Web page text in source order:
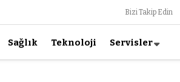
Bizi Takip Edin
Sağlık Teknoloji Servisler